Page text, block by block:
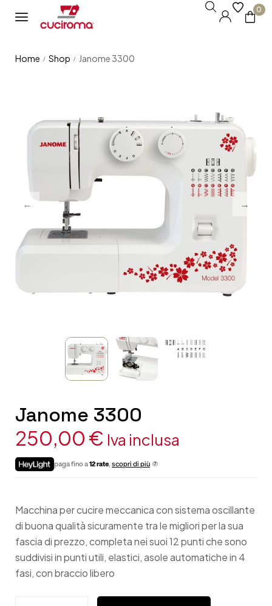
0
Home / Shop / Janome 3300
Janome 3300
250,00 € Iva inclusa
paga fino a12 rate, scopri di più
Macchina per cucire meccanica con sistema oscillante
di buona qualità sicuramente tra le migliori per la sua
fascia di prezzo, completa nei suoi 12 punti che sono
suddivisi in punti utili, elastici, asole automatiche in 4
fasi, con braccio libero